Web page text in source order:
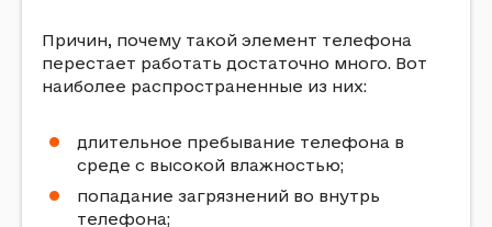
Причин, почему такой элемент телефона
перестает работать достаточно много. Вот
наиболее распространенные из них:
длительное пребывание телефона в
среде с высокой влажностью;
попадание загрязнений во внутрь
телефона;